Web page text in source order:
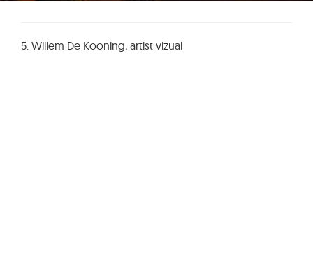
5. Willem De Kooning, artist vizual